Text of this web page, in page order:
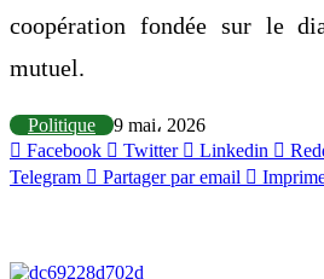
coopération fondée sur le
mutuel.
Politique
9 mai، 2026
Facebook
Twitter Linkedin
Telegram
Partager par email